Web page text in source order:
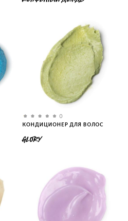
0
КОНДИЦИОНЕР ДЛЯ ВОЛОС
GLORY